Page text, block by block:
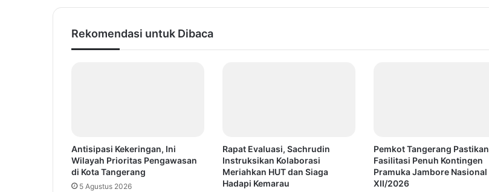
Rekomendasi untuk Dibaca
Antisipasi Kekeringan, Ini
Wilayah Prioritas Pengawasan
di Kota Tangerang
5 Agustus 2026
Rapat Evaluasi, Sachrudin
Instruksikan Kolaborasi
Meriahkan HUT dan Siaga
Hadapi Kemarau
Pemkot Tangerang Pastikan
Fasilitasi Penuh Kontingen
Pramuka Jambore Nasional
XII/2026